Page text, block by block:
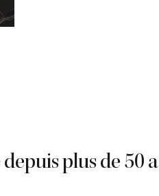
plus de 50